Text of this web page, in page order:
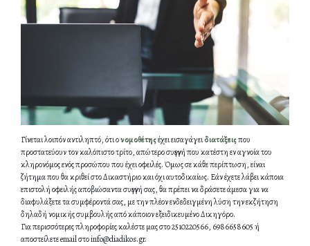
Γίνεται λοιπόν αντιληπτό, ότι ονομοθέτηςέχει εισαγάγειδιατάξειςπου
προστατεύουν τον καλόπιστο τρίτο, απώτερο συγγενή που κατέστη εν αγνοία του
κληρονόμος ενός προσώπου που έχει οφειλές. Όμως σε κάθε περίπτωση, είναι
ζήτημα που θα κριθεί στο Δικαστήριο και όχι αυτοδικαίως. Εάν έχετε λάβει κάποια
επιστολή οφειλής αποβιώσαντα συγγενή σας, θα πρέπει να δράσετε άμεσα για να
διαφυλάξετε τα συμφέροντά σας, με την πλέον ενδεδειγμένη λύση την εκζήτηση
δηλαδή νομικής συμβουλής από κάποιον εξειδικευμένο Δικηγόρο.
Για περισσότερες πληροφορίες καλέστε μας στο 2510220566, 6986658605 ή
αποστείλετε email στοinfo@diadikos.gr.